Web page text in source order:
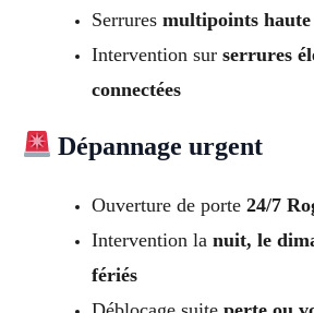
Serrures multipoints haute
Intervention sur serrures
connectées
Dépannage urgent
Ouverture de porte 24/7
Intervention la nuit, le
fériés